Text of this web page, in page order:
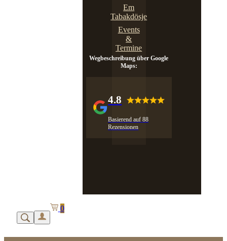
Em
Tabakdösje
Events
&
Termine
Wegbeschreibung über Google
Maps:
4.8
Basierend auf 88
Rezensionen
0